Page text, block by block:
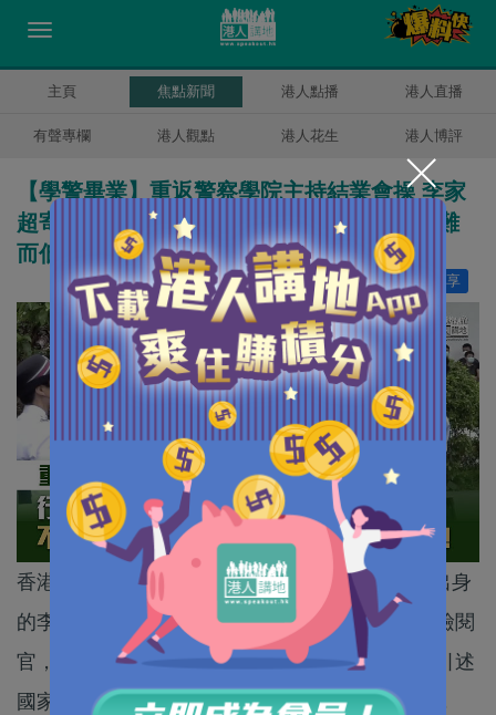
主頁 焦點新聞 港人點播 港人直播
有聲專欄 港人觀點 港人花生 港人博評
【學警畢業】重返警察學院主持結業會操 李家
超寄語畢業學警：不為艱險而退縮，不為磨難
而低頭
分享
讚好 13
香港警察學院今日 （9日）舉行結業會操，警察出身
的李家超首次以行政長官身份，擔任是次會操的檢閱
官，檢閱畢業的見習督察和學警。李家超致詞時引述
國家主席習近平指，「香港不能亂，也亂不起」，